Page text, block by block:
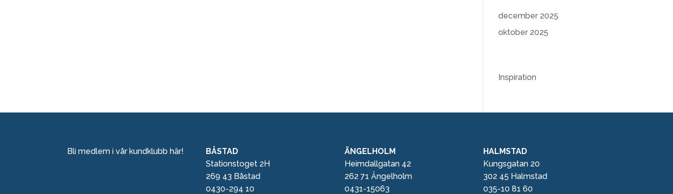
december 2025
oktober 2025
Inspiration
Bli medlem i vår kundklubb här!
BÅSTAD
Stationstoget 2H
269 43 Båstad
0430-294 10
ÄNGELHOLM
Heimdallgatan 42
262 71 Ängelholm
0431-15063
HALMSTAD
Kungsgatan 20
302 45 Halmstad
035-10 81 60